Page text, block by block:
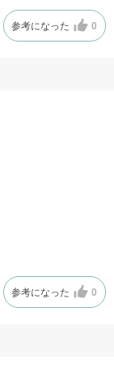
参考になった 0
参考になった 0